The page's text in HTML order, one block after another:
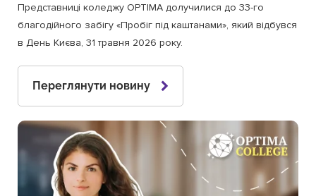
Представниці коледжу OPTIMA долучилися до 33-го
благодійного забігу «Пробіг під каштанами», який відбувся
в День Києва, 31 травня 2026 року.
Переглянути новину